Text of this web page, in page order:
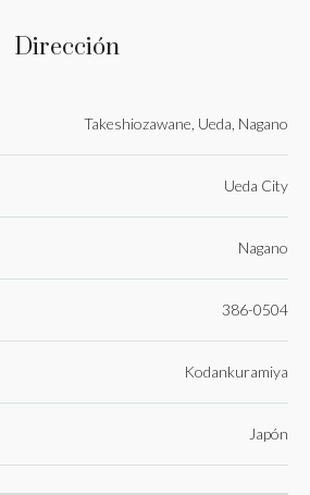
Dirección
Takeshiozawane, Ueda, Nagano
Ueda City
Nagano
386-0504
Kodankuramiya
Japón